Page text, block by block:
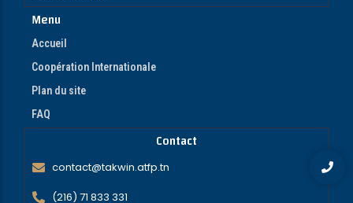
Menu
Accueil
Coopération Internationale
Plan du site
FAQ
Contact
contact@takwin.atfp.tn
(216) 71 833 331